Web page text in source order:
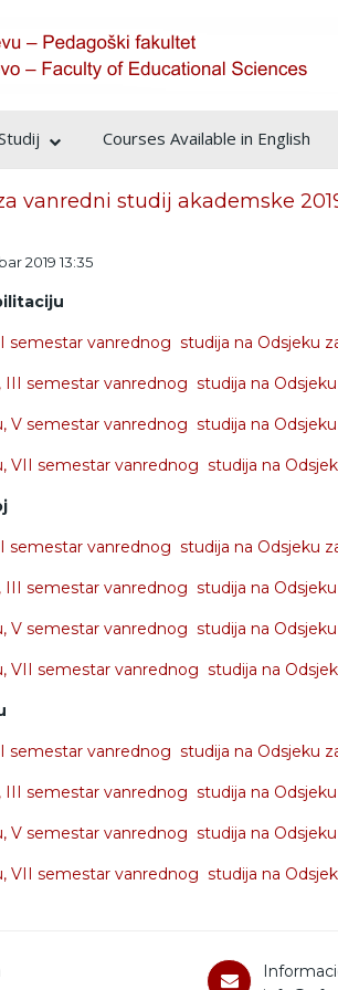
Courses Available in English
vanredni studij akademske
2019 13:35
semestar vanrednog studija na Odsjeku
III semestar vanrednog studija na
V semestar vanrednog studija na
VII semestar vanrednog studija na
semestar vanrednog studija na Odsjeku
III semestar vanrednog studija na
V semestar vanrednog studija na
VII semestar vanrednog studija na
semestar vanrednog studija na Odsjeku
III semestar vanrednog studija na
V semestar vanrednog studija na
VII semestar vanrednog studija na